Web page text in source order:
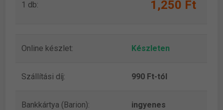
1 db: 1,250 Ft
Online készlet: Készleten
Szállítási díj: 990 Ft-tól
Bankkártya (Barion): ingyenes